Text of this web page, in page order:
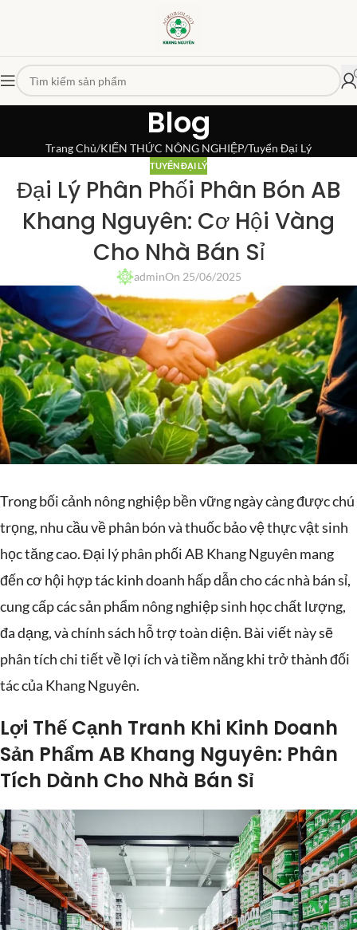
Blog
Trang Chủ KIẾN THỨC NÔNG NGHIỆP Tuyển Đại Lý
TUYỂN ĐẠI LÝ
Đại Lý Phân Phối Phân Bón AB
Khang Nguyên: Cơ Hội Vàng
Cho Nhà Bán Sỉ
adminOn 25/06/2025
Trong bối cảnh nông nghiệp bền vững ngày càng được chú
trọng, nhu cầu về phân bón và thuốc bảo vệ thực vật sinh
học tăng cao. Đại lý phân phối AB Khang Nguyên mang
đến cơ hội hợp tác kinh doanh hấp dẫn cho các nhà bán sỉ,
cung cấp các sản phẩm nông nghiệp sinh học chất lượng,
đa dạng, và chính sách hỗ trợ toàn diện. Bài viết này sẽ
phân tích chi tiết về lợi ích và tiềm năng khi trở thành đối
tác của Khang Nguyên.
Lợi Thế Cạnh Tranh Khi Kinh Doanh
Sản Phẩm AB Khang Nguyên: Phân
Tích Dành Cho Nhà Bán Sỉ